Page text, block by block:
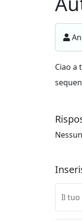
Ciao a
Il tuo